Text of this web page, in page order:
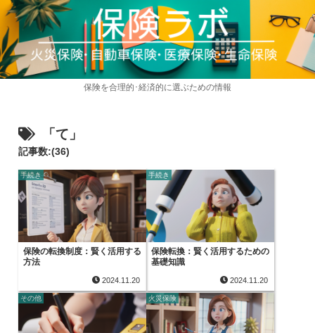
保険を合理的･経済的に選ぶための情報
「て」
記事数:(36)
手続き
保険の転換制度：賢く活用する
方法
2024.11.20
手続き
保険転換：賢く活用するための
基礎知識
2024.11.20
その他 火災保険